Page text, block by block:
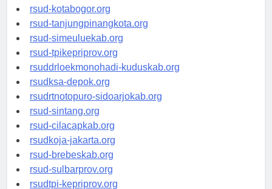
rsud-kotamakassar.org
rsud-kotabogor.org
rsud-tanjungpinangkota.org
rsud-simeuluekab.org
rsud-tpikepriprov.org
rsuddrloekmonohadi-kuduskab.org
rsudksa-depok.org
rsudrtnotopuro-sidoarjokab.org
rsud-sintang.org
rsud-cilacapkab.org
rsudkoja-jakarta.org
rsud-brebeskab.org
rsud-sulbarprov.org